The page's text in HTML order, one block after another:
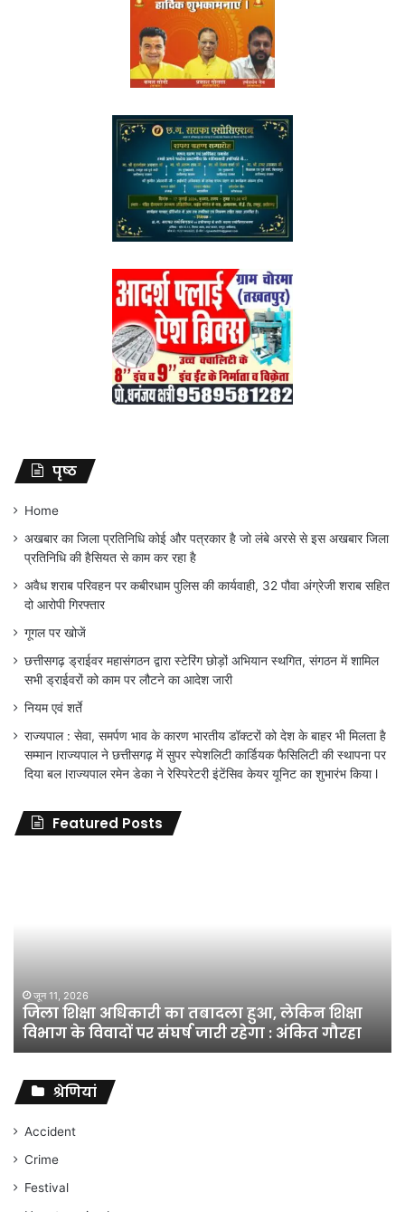
पृष्ठ
Home
अखबार का जिला प्रतिनिधि कोई और पत्रकार है जो लंबे अरसे से इस अखबार जिला
प्रतिनिधि की हैसियत से काम कर रहा है
अवैध शराब परिवहन पर कबीरधाम पुलिस की कार्यवाही, 32 पौवा अंग्रेजी शराब सहित
दो आरोपी गिरफ्तार
गूगल पर खोजें
छत्तीसगढ़ ड्राईवर महासंगठन द्वारा स्टेरिंग छोड़ों अभियान स्थगित, संगठन में शामिल
सभी ड्राईवरों को काम पर लौटने का आदेश जारी
नियम एवं शर्ते
राज्यपाल : सेवा, समर्पण भाव के कारण भारतीय डॉक्टरों को देश के बाहर भी मिलता है
सम्मान lराज्यपाल ने छत्तीसगढ़ में सुपर स्पेशलिटी कार्डियक फैसिलिटी की स्थापना पर
दिया बल lराज्यपाल रमेन डेका ने रेस्पिरेटरी इंटेंसिव केयर यूनिट का शुभारंभ किया l
Featured Posts
शिक्षा
विभाग
विवादों
संघर्ष
जारी
रहेगा
अंकित
गौरहा
जून 11, 2026
जिला शिक्षा अधिकारी का तबादला हुआ, लेकिन शिक्षा
विभाग के विवादों पर संघर्ष जारी रहेगा : अंकित गौरहा
श्रेणियां
Accident
Crime
Festival